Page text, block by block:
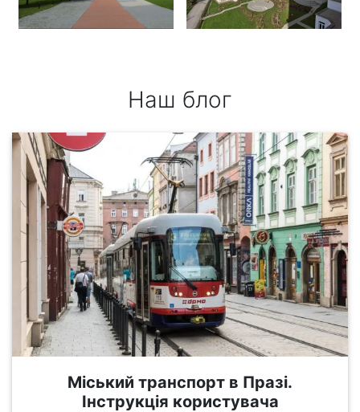
Наш блог
Міський транспорт в Празі.
Інструкція користувача